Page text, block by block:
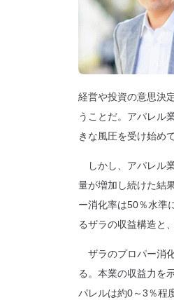
経営や投資の意思決
うことだ。アパレル
きな風圧を受け始め
しかし、アパレル
量が増加し続けた結
ー消化率は50％水準
るザラの収益構造と
ザラのプロパー消
る。本業の収益力を
パレルは約0～3％程